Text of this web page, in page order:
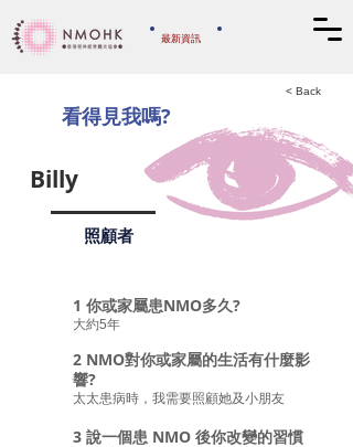
​最新資訊
看得見我嗎?
< Back
1 你或家屬患NMO多久?
大約5年
2 NMO對你或家屬的生活有什麼影
響?
太太患病時，我需要照顧她及小朋友
3 說一個患 NMO 後你改變的習慣
Billy
照顧者